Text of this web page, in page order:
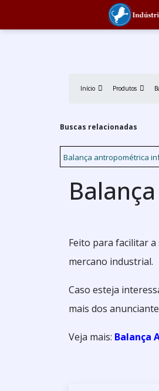
Início Produtos
Buscas relacionadas
Balança antropométrica
Feito para facilitar
mercano industrial.
Caso esteja
mais dos
Veja mais: Balança